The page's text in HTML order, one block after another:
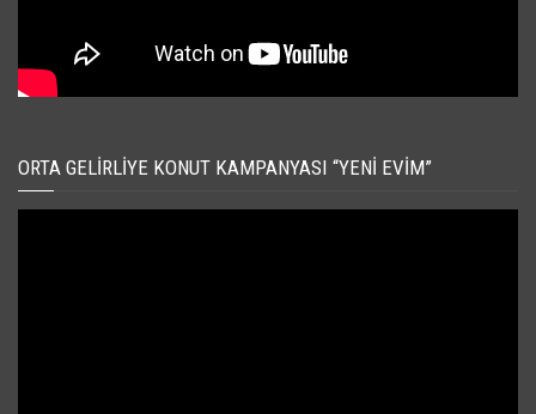
ORTA GELIRLIYE KONUT KAMPANYASI “YENI EVIM”